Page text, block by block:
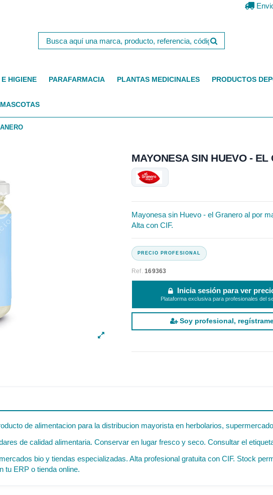
HIGIENE PARAFARMACIA PLANTAS MEDICINALES PRODUCTOS
MASCOTAS
MAYONESA SIN HUEVO - EL
Mayonesa sin Huevo - el Granero al por
Alta con CIF.
Ref.169363
Inicia sesión para ver
Plataforma exclusiva para profesionales del
Soy profesional,
de alimentacion para la distribucion mayorista en herbolarios,
de calidad alimentaria. Conservar en lugar fresco y seco. Consultar el
bio y tiendas especializadas. Alta profesional gratuita con CIF. Stock
tu ERP o tienda online.